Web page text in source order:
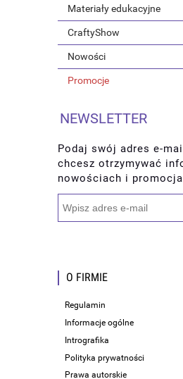
Materiały edukacyjne
CraftyShow
Nowości
Promocje
NEWSLETTER
Podaj swój adres e-
chcesz otrzymywać
nowościach i
O FIRMIE
Regulamin
Informacje ogólne
Intrografika
Polityka prywatności
Prawa autorskie